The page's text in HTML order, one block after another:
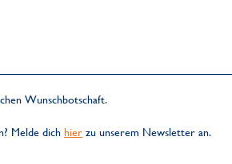
Wunschbotschaft.
Melde dich hier zu unserem Newsletter an.